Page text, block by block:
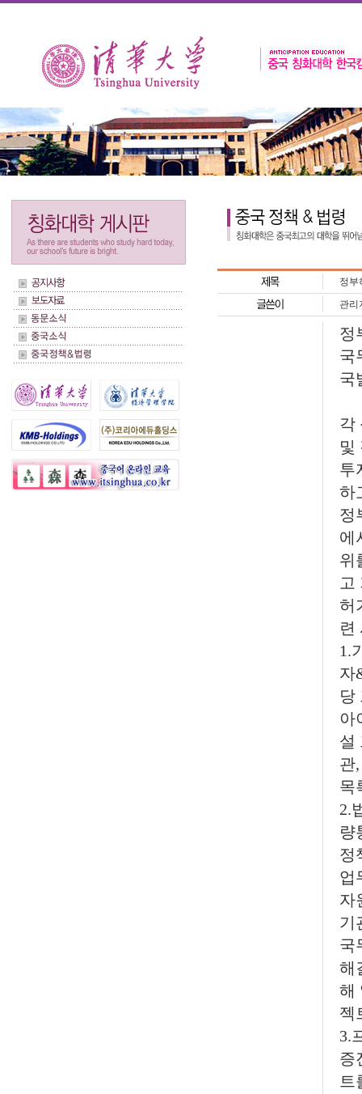
정부
관리
정
국
국
각
및
투
하
정
에
위
고
허
련
1.
자
당
아
설
관
목
2.
량
정
업
자
기
국
해
해
젝
3.
증
트